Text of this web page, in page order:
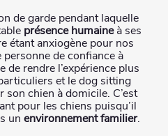
de garde pendant laquelle
présence humaineà ses
étant anxiogène pour nos
de confiance à
de rendre l’expérience plus
et le dog sitting
chien à domicile. C’est
pour les chiens puisqu’il
un environnement familier.